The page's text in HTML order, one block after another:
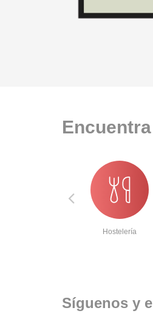
Hostelería
Síguenos y